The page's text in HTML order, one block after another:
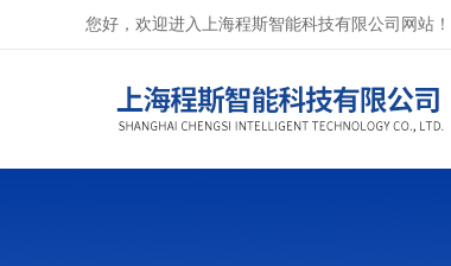
您好，欢迎进入上海程斯智能科技有限公司网站！